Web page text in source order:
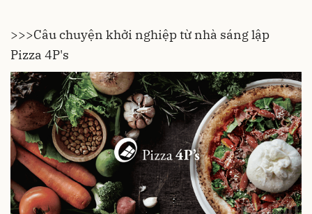
>>>Câu chuyện khởi nghiệp từ nhà sáng lập
Pizza 4P's